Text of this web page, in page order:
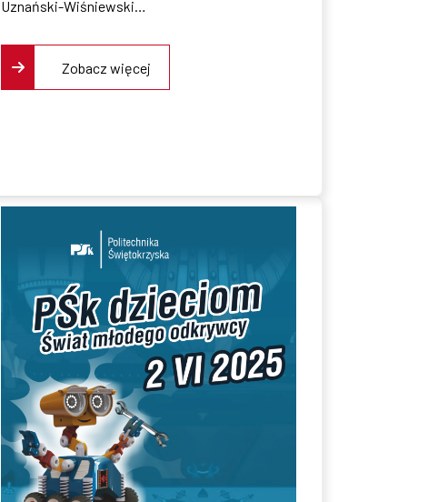
Uznański-Wiśniewski…
Zobacz więcej